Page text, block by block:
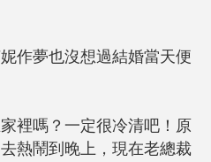
夢也沒想過結婚當天便
嗎？一定很冷清吧！原
熱鬧到晚上，現在老總裁